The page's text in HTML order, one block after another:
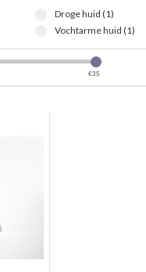
Droge huid (1)
Vochtarme huid (1)
€35